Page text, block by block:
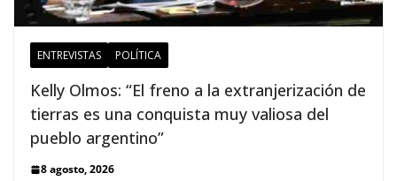
ENTREVISTAS POLÍTICA
Kelly Olmos: “El freno a la extranjerización de
tierras es una conquista muy valiosa del
pueblo argentino”
8 agosto, 2026